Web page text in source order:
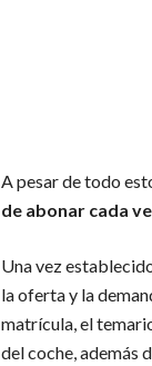
A pesar de todo
de abonar cada
Una vez
la oferta y la
matrícula, el
del coche, además